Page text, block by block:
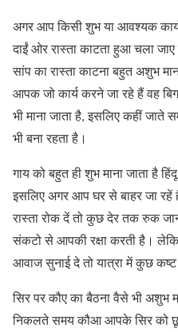
अगर आप किसी शुभ या आवश्यक
दाईं ओर रास्ता काटता हुआ चला
सांप का रास्ता काटना बहुत अशुभ
आपक जो कार्य करने जा रहे हैं वह
भी माना जाता है, इसलिए कहीं
भी बना रहता है।
गाय को बहुत ही शुभ माना जाता है
इसलिए अगर आप घर से बाहर जा
रास्ता रोक दें तो कुछ देर तक रुक
संकटो से आपकी रक्षा करती है।
आवाज सुनाई दे तो यात्रा में कुछ
सिर पर कौए का बैठना वैसे भी अशुभ
निकलते समय कौआ आपके सिर को